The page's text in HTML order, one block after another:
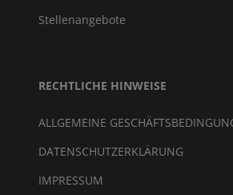
Stellenangebote
RECHTLICHE HINWEISE
ALLGEMEINE
DATENSCHUTZERKLÄRUNG
IMPRESSUM